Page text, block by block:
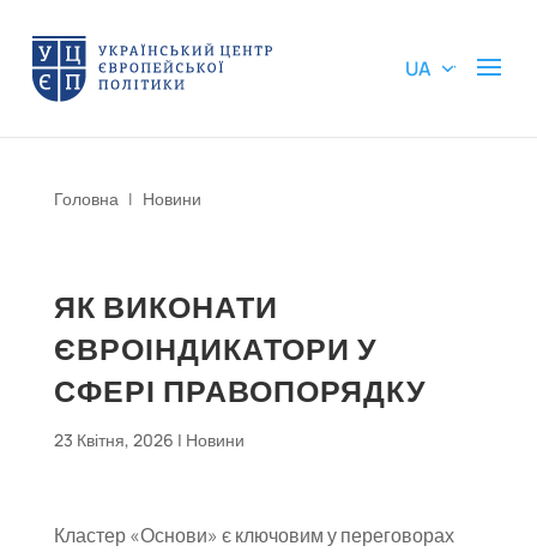
UA
Головна | Новини
ЯК ВИКОНАТИ
ЄВРОІНДИКАТОРИ У
СФЕРІ ПРАВОПОРЯДКУ
23 Квітня, 2026 | Новини
Кластер «Основи» є ключовим у переговорах